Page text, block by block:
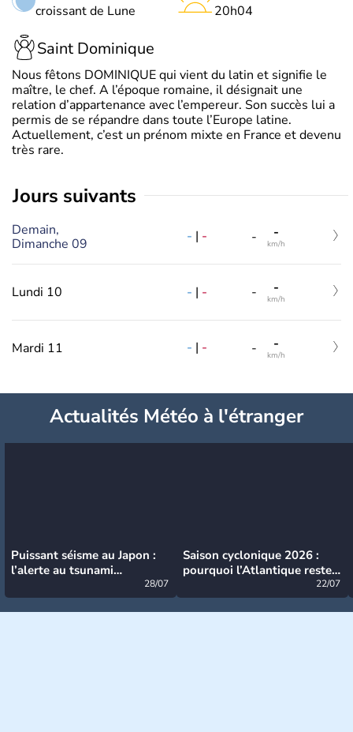
croissant de Lune 20h04
Saint Dominique
Nous fêtons DOMINIQUE qui vient du latin et signifie le
maître, le chef. A l’époque romaine, il désignait une
relation d’appartenance avec l’empereur. Son succès lui a
permis de se répandre dans toute l’Europe latine.
Actuellement, c’est un prénom mixte en France et devenu
très rare.
jours suivants
Demain,
Dimanche 09
- | - - -
km/h
Lundi 10 - | - - -
km/h
Mardi 11 - | - - -
km/h
Actualités Météo à l'étranger
Puissant séisme au Japon :
l’alerte au tsunami
28/07
Saison cyclonique 2026 :
pourquoi l’Atlantique reste
22/07